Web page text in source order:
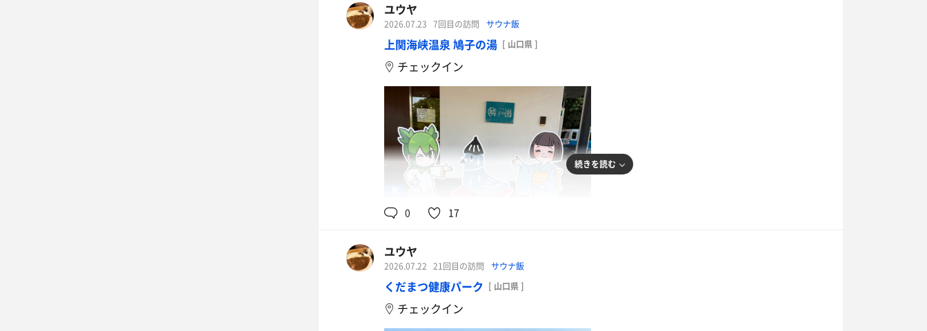
鶏ガラ醤油中華そば
ポカリスウェット
ユウヤ
2026.07.23 7回目の訪問 サウナ飯
上関海峡温泉 鳩子の湯 [ 山口県 ]
チェックイン
続きを読む
0 17
ユウヤ
2026.07.22 21回目の訪問 サウナ飯
くだまつ健康パーク [ 山口県 ]
チェックイン